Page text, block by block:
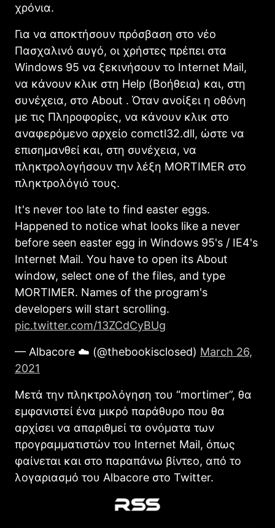
χρόνια.
Για να αποκτήσουν πρόσβαση στο νέο
Πασχαλινό αυγό, οι χρήστες πρέπει στα
Windows 95 να ξεκινήσουν το Internet Mail,
να κάνουν κλικ στη Help (Βοήθεια) και, στη
συνέχεια, στο About . Όταν ανοίξει η οθόνη
με τις Πληροφορίες, να κάνουν κλικ στο
αναφερόμενο αρχείο comctl32.dll, ώστε να
επισημανθεί και, στη συνέχεια, να
πληκτρολογήσουν την λέξη MORTIMER στο
πληκτρολόγιό τους.
It's never too late to find easter eggs.
Happened to notice what looks like a never
before seen easter egg in Windows 95's / IE4's
Internet Mail. You have to open its About
window, select one of the files, and type
MORTIMER. Names of the program's
developers will start scrolling.
pic.twitter.com/13ZCdCyBUg
— Albacore ☁️ (@thebookisclosed) March 26,
2021
Μετά την πληκτρολόγηση του “mortimer”, θα
εμφανιστεί ένα μικρό παράθυρο που θα
αρχίσει να απαριθμεί τα ονόματα των
προγραμματιστών του Internet Mail, όπως
φαίνεται και στο παραπάνω βίντεο, από το
λογαριασμό του Albacore στο Twitter.